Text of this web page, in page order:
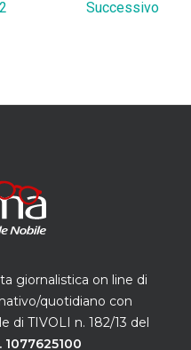
2 Successivo
giornalistica on line di
quotidiano con
di TIVOLI n. 182/13 del
1077625100